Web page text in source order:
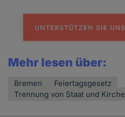
Mehr lesen über:
Bremen
Feiertagsgesetz
Trennung von Staat und Kirche